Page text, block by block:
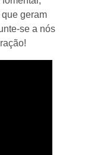
geram
se a nós